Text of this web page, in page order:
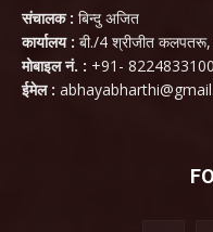
संचालक : बिन्दु अजित
कार्यालय : बी./4 श्रीजीत कलपतरू,
मोबाइल नं. : +91- 8224833100
ईमेल :